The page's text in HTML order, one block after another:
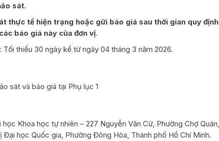
sát.
thực tế hiện trạng hoặc gửi báo giá sau thời gian quy định
báo giá này của đơn vị.
thiểu 30 ngày kể từ ngày 04 tháng 3 năm 2026.
sát và báo giá tại Phụ lục 1
Khoa học tự nhiên – 227 Nguyễn Văn Cừ, Phường Chợ Quán,
Đại học Quốc gia, Phường Đông Hòa, Thành phố Hồ Chí Minh.